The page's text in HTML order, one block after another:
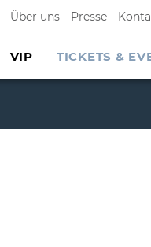
Über uns Presse
VIP TICKETS &